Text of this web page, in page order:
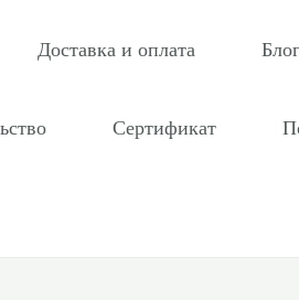
Доставка и оплата Блог
Сертификат